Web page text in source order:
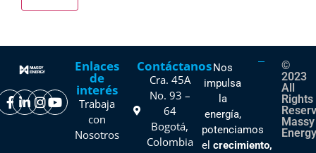
Enlaces
de
interés
Trabaja
con
Nosotros
Contáctanos
Cra. 45A
No. 93 –
64
Bogotá,
Colombia
Nos
impulsa
la
energía,
potenciamos
el crecimiento,
©
2023
All
Rights
Massy